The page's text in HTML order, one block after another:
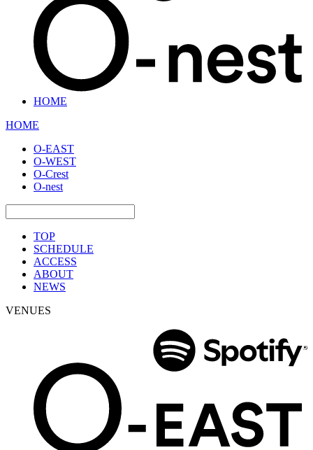
HOME
HOME
O-EAST
O-WEST
O-Crest
O-nest
TOP
SCHEDULE
ACCESS
ABOUT
NEWS
VENUES